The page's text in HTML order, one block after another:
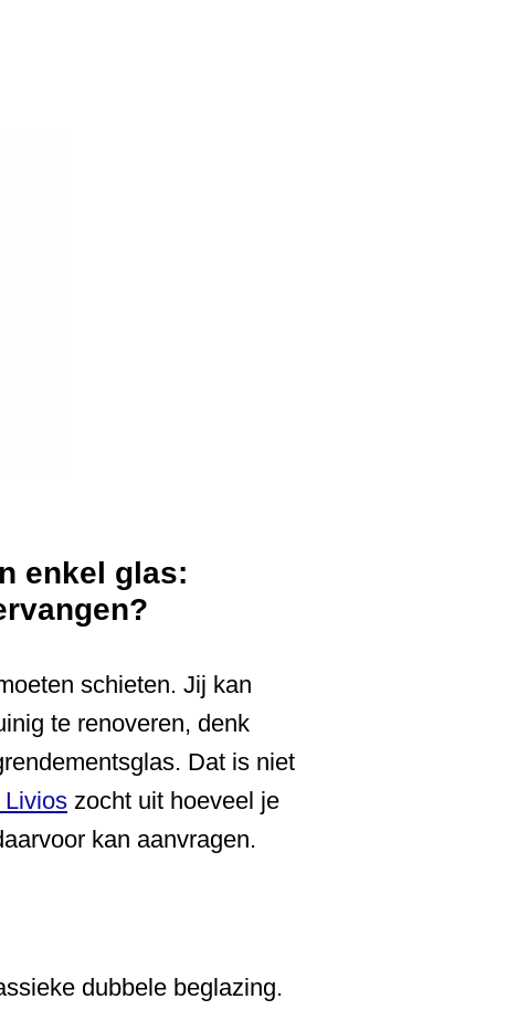
enkel glas:
schieten. Jij kan
te renoveren, denk
Dat is niet
zocht uit hoeveel je
kan aanvragen.
dubbele beglazing.